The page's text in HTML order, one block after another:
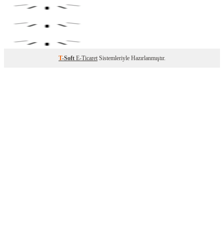
T-Soft E-Ticaret Sistemleriyle Hazırlanmıştır.